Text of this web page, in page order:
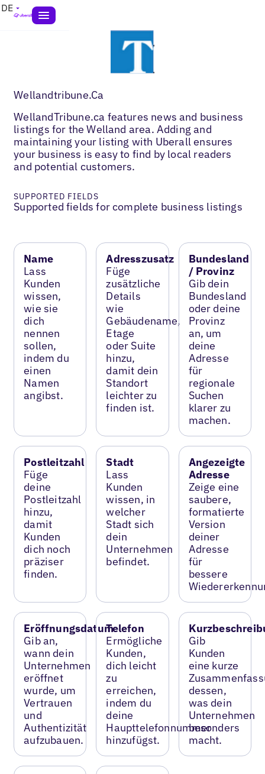
DE
Wellandtribune.Ca
WellandTribune.ca features news and business
listings for the Welland area. Adding and
maintaining your listing with Uberall ensures
your business is easy to find by local readers
and potential customers.
SUPPORTED FIELDS
Supported fields for complete business listings
Name
Lass
Kunden
wissen,
wie sie
dich
nennen
sollen,
indem du
einen
Namen
angibst.
Adresszusatz
Füge
zusätzliche
Details
wie
Gebäudename,
Etage
oder Suite
hinzu,
damit dein
Standort
leichter zu
finden ist.
Bundesland
/ Provinz
Gib dein
Bundesland
oder deine
Provinz
an, um
deine
Adresse
für
regionale
Suchen
klarer zu
machen.
Postleitzahl
Füge
deine
Postleitzahl
hinzu,
damit
Kunden
dich noch
präziser
finden.
Stadt
Lass
Kunden
wissen, in
welcher
Stadt sich
dein
Unternehmen
befindet.
Angezeigte
Adresse
Zeige eine
saubere,
formatierte
Version
deiner
Adresse
für
bessere
Eröffnungsdatum
Gib an,
wann dein
Unternehmen
eröffnet
wurde, um
Vertrauen
und
Authentizität
aufzubauen.
Telefon
Ermögliche
Kunden,
dich leicht
zu
erreichen,
indem du
deine
Haupttelefonnummer
hinzufügst.
Gib
Kunden
eine kurze
dessen,
was dein
Unternehmen
besonders
macht.